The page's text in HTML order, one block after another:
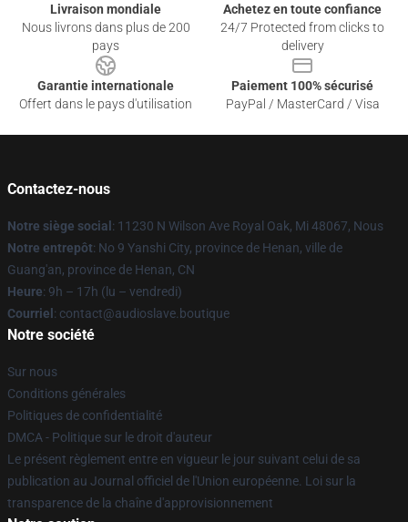
Livraison mondiale
Nous livrons dans plus de 200
pays
Achetez en toute confiance
24/7 Protected from clicks to
delivery
Garantie internationale
Offert dans le pays d'utilisation
Paiement 100% sécurisé
PayPal / MasterCard / Visa
Contactez-nous
Notre siège social : 11230 N Wilson Ave Royal Oak, Mi 48067, Nous
Notre entrepôt: No 9 Yanshi City, province de Henan, ville de
Guang'an, province de Henan, CN
Heure: 9h – 17h (lu – vendredi)
Courriel : contact@audioslave.boutique
Notre société
Sur nous
Conditions générales
Politiques de confidentialité
DMCA - Politique sur le droit d'auteur
Le présent règlement entre en vigueur le jour suivant celui de sa
publication au Journal officiel de l'Union européenne. Loi sur la
transparence de la chaîne d'approvisionnement